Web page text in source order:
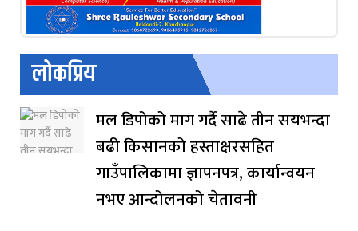
लोकप्रिय
मल डिपोको माग गर्दै साढे तीन सयभन्दा
बढी किसानको हस्ताक्षरसहित
गाउँपालिकामा ज्ञापनपत्र, कार्यान्वयन
नभए आन्दोलनको चेतावनी